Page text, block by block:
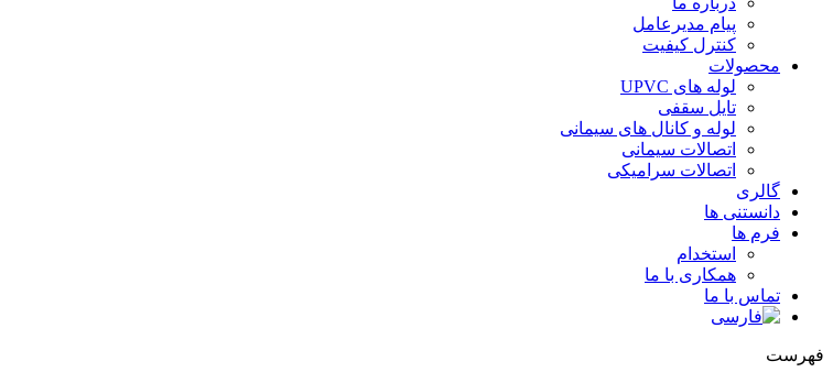
پیام مدیرعامل
کنترل کیفیت
محصولات
لوله های UPVC
تایل سقفی
لوله و کانال های سیمانی
اتصالات سیمانی
اتصالات سرامیکی
گالری
دانستنی ها
فرم ها
استخدام
همکاری با ما
تماس با ما
فهرست